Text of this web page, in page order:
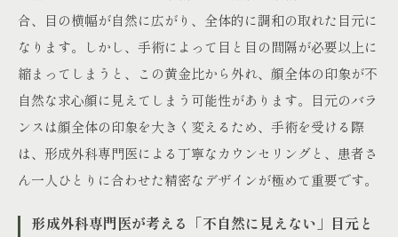
合、目の横幅が自然に広がり、全体的に調和の取れた目元に
なります。しかし、手術によって目と目の間隔が必要以上に
縮まってしまうと、この黄金比から外れ、顔全体の印象が不
自然な求心顔に見えてしまう可能性があります。目元のバラ
ンスは顔全体の印象を大きく変えるため、手術を受ける際
は、形成外科専門医による丁寧なカウンセリングと、患者さ
ん一人ひとりに合わせた精密なデザインが極めて重要です。
形成外科専門医が考える「不自然に見えない」目元と